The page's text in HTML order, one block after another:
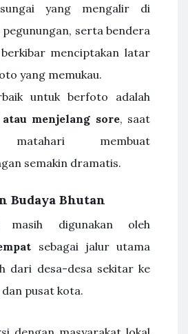
yang mengalir di
pegunungan, serta bendera
menciptakan latar
yang memukau.
untuk berfoto adalah
menjelang sore, saat
matahari membuat
semakin dramatis.
Budaya Bhutan
masih digunakan oleh
sebagai jalur utama
dari desa-desa sekitar ke
pusat kota.